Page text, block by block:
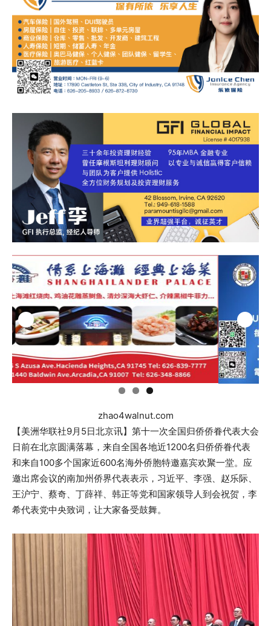
zhao4walnut.com
【美洲华联社9月5日北京讯】第十一次全国归侨侨眷代表大会
日前在北京圆满落幕，来自全国各地近1200名归侨侨眷代表
和来自100多个国家近600名海外侨胞特邀嘉宾欢聚一堂。应
邀出席会议的南加州侨界代表表示，习近平、李强、赵乐际、
王沪宁、蔡奇、丁薛祥、韩正等党和国家领导人到会祝贺，李
希代表党中央致词，让大家备受鼓舞。